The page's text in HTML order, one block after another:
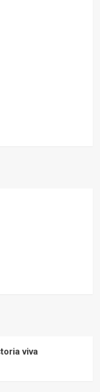
viva